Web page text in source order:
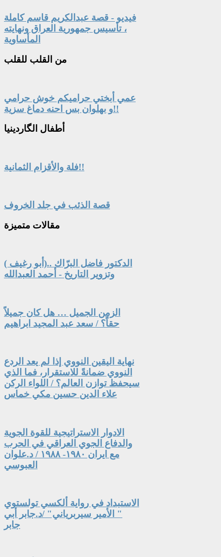
فيديو - قصة عبدالكريم قاسم كاملة
، تأسيس جمهورية العراق ونهايته
المأساوية
من القلب للقلب
عمي أبختي حراميكم خوش حرامي
و بهلوان بس احنه دماغ سزية!!
أطفال الگاردينيا
فلة والأقزام الثمانية!!
قصة الذئب في جلد الخروف
مقالات متميزة
الدكتور فاضل البرّاك ..(أبو رغيف )
وتزوير التاريخ - أحمد العبدالله
الزمن الجميل … هل كان جميلاً
حقاً؟ / سعد عبد المجيد ابراهيم
نهاية اليقين النووي إذا لم يعد الردع
النووي ضمانةً للاستقرار، فما الذي
سيحفظ توازن العالم؟ / اللواء الركن
علاء الدين حسين مكي خماس
الادوار الاستراتيجية للقوة الجوية
والدفاع الجوي العراقي في الحرب
مع ايران ١٩٨٠- ١٩٨٨ / د.علوان
العبوسي
الاستبداد في رواية ألكسي تولستوي
" الأمير سيربرياني" /د.جابر أبي
جابر